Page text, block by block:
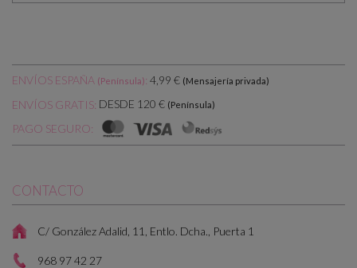
ENVÍOS ESPAÑA (Península): 4,99 € (Mensajería privada)
ENVÍOS GRATIS: DESDE 120 € (Península)
PAGO SEGURO:
CONTACTO
C/ González Adalid, 11, Entlo. Dcha., Puerta 1
968 97 42 27